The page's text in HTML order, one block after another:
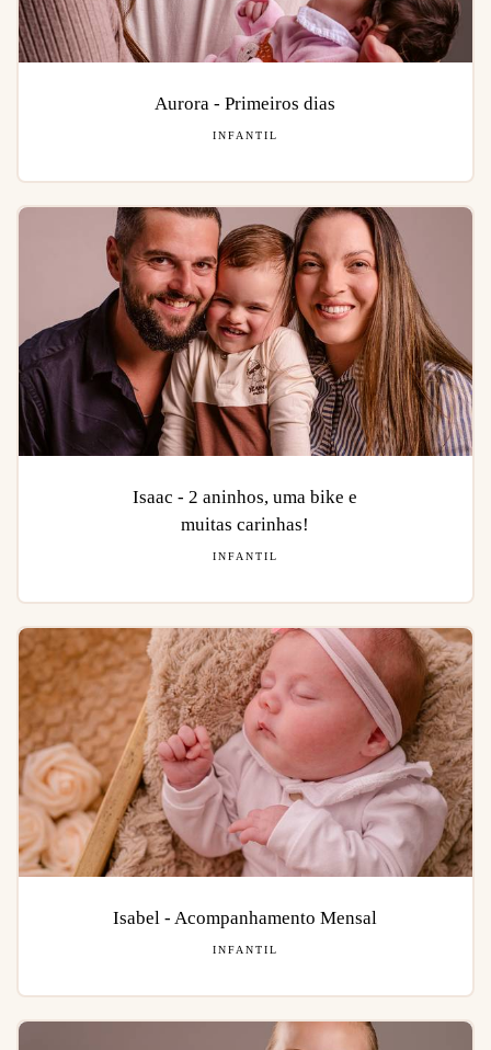
Aurora - Primeiros dias
INFANTIL
Isaac - 2 aninhos, uma bike e
muitas carinhas!
INFANTIL
Isabel - Acompanhamento Mensal
INFANTIL